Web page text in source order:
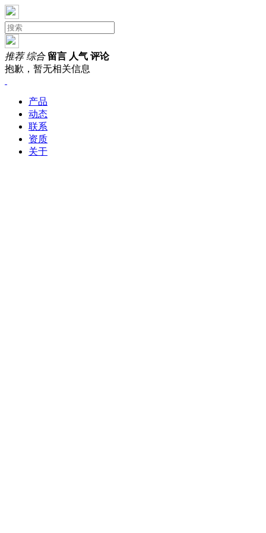
推荐 综合 留言 人气 评论
抱歉，暂无相关信息
产品
动态
联系
资质
关于